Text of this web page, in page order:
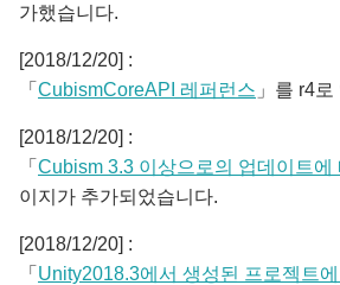
가했습니다.
[2018/12/20] :
「 CubismCoreAPI 레퍼런스 」를 r4
[2018/12/20] :
「 Cubism 3.3 이상으로의 업데이트에
이지가 추가되었습니다.
[2018/12/20] :
「 Unity2018.3에서 생성된 프로젝트에